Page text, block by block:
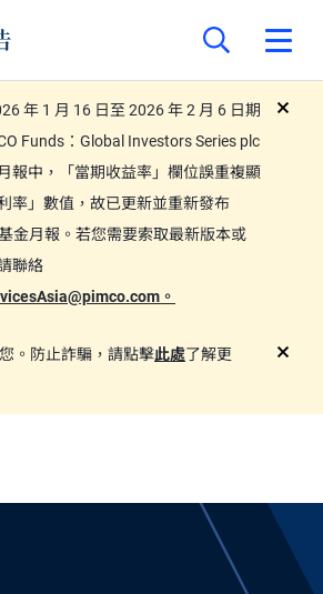
年 1 月 16 日至 2026 年 2 月 6 日期
Funds：Global Investors Series plc
報中，「當期收益率」欄位誤重複顯
率」數值，故已更新並重新發布
金月報。若您需要索取最新版本或
聯絡
。
。防止詐騙，請點擊此處了解更